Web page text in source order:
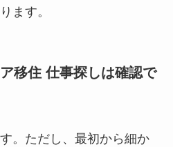
ます。
移住 仕事探しは確認で
。ただし、最初から細か